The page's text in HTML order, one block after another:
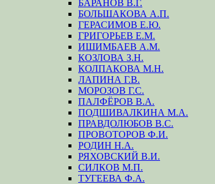
БАРАНОВ В.Г.
БОЛЬШАКОВА А.П.
ГЕРАСИМОВ Е.Ю.
ГРИГОРЬЕВ Е.М.
ИШИМБАЕВ А.М.
КОЗЛОВА З.Н.
КОЛПАКОВА М.Н.
ЛАПИНА Г.В.
МОРОЗОВ Г.С.
ПАЛФЁРОВ В.А.
ПОДШИВАЛКИНА М.А.
ПРАВДОЛЮБОВ В.С.
ПРОВОТОРОВ Ф.И.
РОДИН Н.А.
РЯХОВСКИЙ В.И.
СИЛКОВ М.П.
ТУГЕЕВА Ф.А.